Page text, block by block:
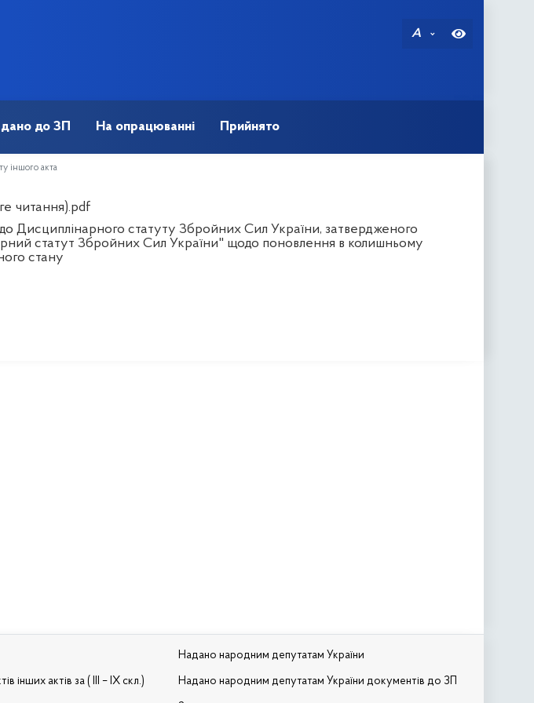
A
до ЗП На опрацюванні Прийнято
іншого акта
читання).pdf
Дисциплінарного статуту Збройних Сил України, затвердженого
статут Збройних Сил України" щодо поновлення в колишньому
стану
інших актів за ( III – IX скл.)
Надано народним депутатам України
Надано народним депутатам України документів до ЗП